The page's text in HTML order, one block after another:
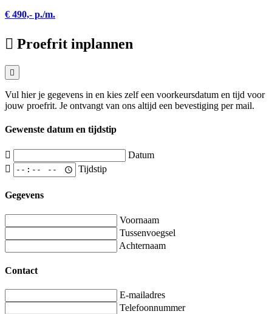
€ 490,- p./m.
Proefrit inplannen
Vul hier je gegevens in en kies zelf een voorkeursdatum en tijd voor
jouw proefrit. Je ontvangt van ons altijd een bevestiging per mail.
Gewenste datum en tijdstip
Datum
Tijdstip
Gegevens
Voornaam
Tussenvoegsel
Achternaam
Contact
E-mailadres
Telefoonnummer